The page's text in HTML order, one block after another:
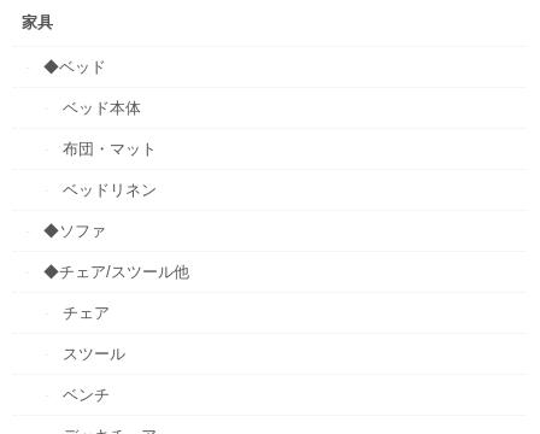
家具
◆ベッド
ベッド本体
布団・マット
ベッドリネン
◆ソファ
◆チェア/スツール他
チェア
スツール
ベンチ